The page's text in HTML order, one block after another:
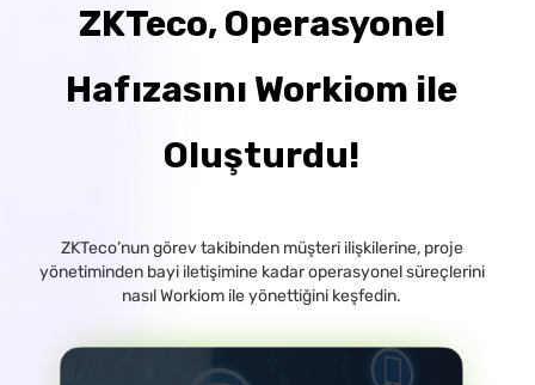
ZKTeco, Operasyonel
Hafızasını Workiom ile
Oluşturdu!
ZKTeco’nun görev takibinden müşteri ilişkilerine, proje
yönetiminden bayi iletişimine kadar operasyonel süreçlerini
nasıl Workiom ile yönettiğini keşfedin.